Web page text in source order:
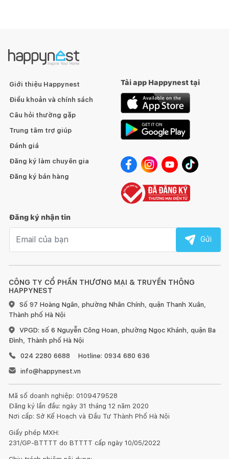
KÍCH THƯỚC VÀ TRỌNG LƯỢNG
Kích thước sản phẩm (Rộng x Cao x Sâu mm):
Động cơ Direct Drive™ - Bảo hành 10 năm
TurboWash™ - Tiết kiệm thời gian
Steam+™ - Ít nếp nhăn và vệ sinh hơn
AIDD™ - Bảo vệ vải
Yên tĩnh - Hiệu quả năng lượng Loại A
Chăm sóc thông minh giúp bảo vệ sợi vải 18%. AI DD™ mang
đến khả năng giặt tối ưu hóa để bảo vệ đồ giặt của bạn bằng
cách tự động cảm nhận độ mềm của vải.
TurboWash™
nghệ TurboWash™ làm sạch đồ giặt của bạn trong 59 phút.
Dành ít thời gian hơn để giặt giũ và nhiều thời gian hơn để tận
hưởng cuộc sống.
Hiệu quả năng lượng
Hiệu quả năng lượng dẫn đầu thị trường. Đạt được cấp độ A*
CÔNG TY CỔ PHẦN THƯƠNG MẠI & TRUYỀN THÔNG
HAPPYNEST
Số 97 Hoàng Ngân, phường Nhân Chính, quận Thanh Xuân,
Thành phố Hà Nội
VPGD: số 6 Nguyễn Công Hoan, phường Ngọc Khánh, quận Ba
Đình, Thành phố Hà Nội
024 2280 6688
Hotline: 0934 680 636
info@happynest.vn
Mã số doanh nghiệp: 0109479528
Đăng ký lần đầu: ngày 31 tháng 12 năm 2020
Nơi cấp: Sở Kế Hoạch và Đầu Tư Thành Phố Hà Nội
Giấy phép MXH:
231/GP-BTTTT do BTTTT cấp ngày 10/05/2022
Giới thiệu Happynest
Điều khoản và chính sách
Câu hỏi thường gặp
Trung tâm trợ giúp
Đánh giá
Đăng ký làm chuyên gia
Đăng ký bán hàng
Tải app Happynest tại
Đăng ký nhận tin
Gửi